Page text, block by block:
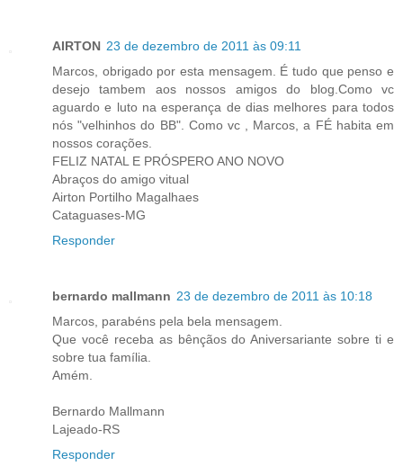
AIRTON 23 de dezembro de 2011 às 09:11
Marcos, obrigado por esta mensagem. É tudo que penso e
desejo tambem aos nossos amigos do blog.Como vc
aguardo e luto na esperança de dias melhores para todos
nós "velhinhos do BB". Como vc , Marcos, a FÉ habita em
nossos corações.
FELIZ NATAL E PRÓSPERO ANO NOVO
Abraços do amigo vitual
Airton Portilho Magalhaes
Cataguases-MG
Responder
bernardo mallmann 23 de dezembro de 2011 às 10:18
Marcos, parabéns pela bela mensagem.
Que você receba as bênçãos do Aniversariante sobre ti e
sobre tua família.
Amém.
Bernardo Mallmann
Lajeado-RS
Responder